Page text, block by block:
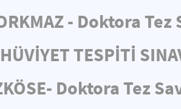
- Doktora
TESPİTİ
Doktora Tez